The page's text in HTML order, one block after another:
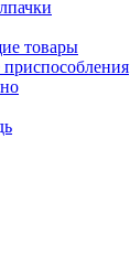
товары